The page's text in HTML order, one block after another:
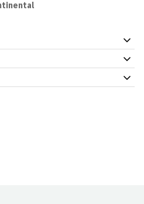
para os adeptos mais novos ou
O Cachecol Mini Jubas tem a
num cachecol de tamanho
consoante o destino e método